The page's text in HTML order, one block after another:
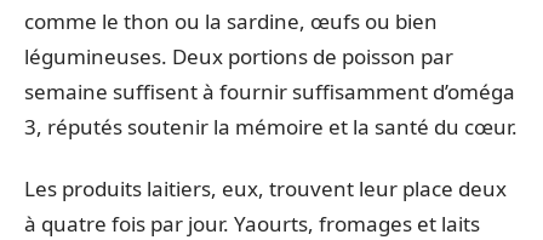
comme le thon ou la sardine, œufs ou bien
légumineuses. Deux portions de poisson par
semaine suffisent à fournir suffisamment d’oméga
3, réputés soutenir la mémoire et la santé du cœur.
Les produits laitiers, eux, trouvent leur place deux
à quatre fois par jour. Yaourts, fromages et laits